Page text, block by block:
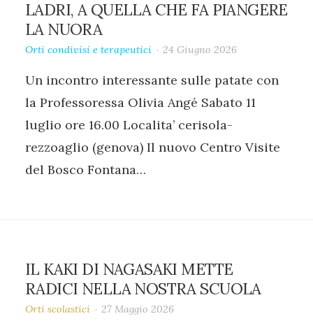
LADRI, A QUELLA CHE FA PIANGERE
LA NUORA
Orti condivisi e terapeutici 24 Giugno 2026
Un incontro interessante sulle patate con
la Professoressa Olivia Angé Sabato 11
luglio ore 16.00 Localita’ cerisola-
rezzoaglio (genova) Il nuovo Centro Visite
del Bosco Fontana…
IL KAKI DI NAGASAKI METTE
RADICI NELLA NOSTRA SCUOLA
Orti scolastici 27 Maggio 2026